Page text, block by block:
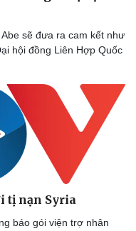
sĩ
trang
Việt
sẽ đưa ra cam kết như
hội đồng Liên Hợp Quốc
tị nạn Syria
báo gói viện trợ nhân